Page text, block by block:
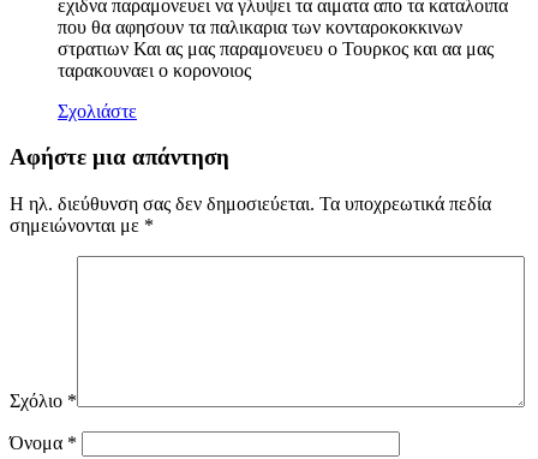
εχιδνα παραμονευει να γλυψει τα αιματα απο τα καταλοιπα
που θα αφησουν τα παλικαρια των κονταροκοκκινων
στρατιων Και ας μας παραμονευευ ο Τουρκος και αα μας
ταρακουναει ο κορονοιος
Σχολιάστε
Αφήστε μια απάντηση
Η ηλ. διεύθυνση σας δεν δημοσιεύεται. Τα υποχρεωτικά πεδία
σημειώνονται με *
Σχόλιο *
Όνομα *